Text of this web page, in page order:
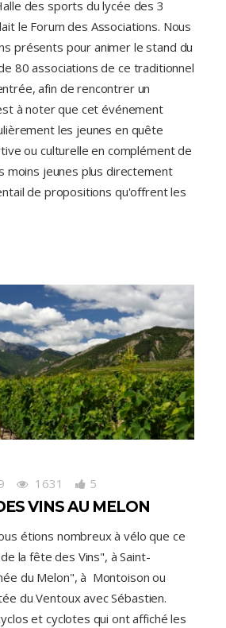
des sports du lycée des 3
le Forum des Associations. Nous
présents pour animer le stand du
80 associations de ce traditionnel
afin de rencontrer un
à noter que cet événement
les jeunes en quête
ou culturelle en complément de
moins jeunes plus directement
de propositions qu'offrent les
1631 5
VINS AU MELON
étions nombreux à vélo que ce
la fête des Vins", à Saint-
du Melon", à Montoison ou
du Ventoux avec Sébastien.
et cyclotes qui ont affiché les